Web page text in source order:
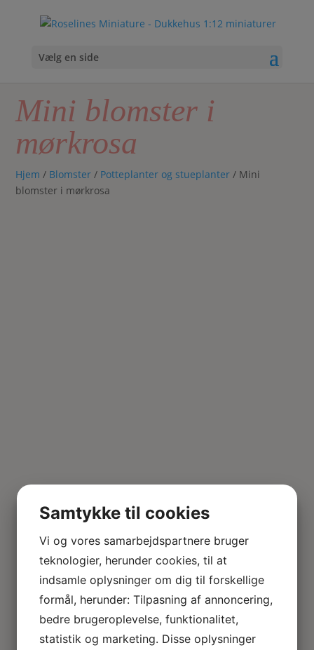
Vælg en side
Mini blomster i
mørkrosa
Hjem / Blomster / Potteplanter og stueplanter / Mini
blomster i mørkrosa
Mini blomster i mørkrosa
Samtykke til cookies
Vi og vores samarbejdspartnere bruger
teknologier, herunder cookies, til at
indsamle oplysninger om dig til forskellige
formål, herunder: Tilpasning af annoncering,
bedre brugeroplevelse, funktionalitet,
statistik og marketing. Disse oplysninger